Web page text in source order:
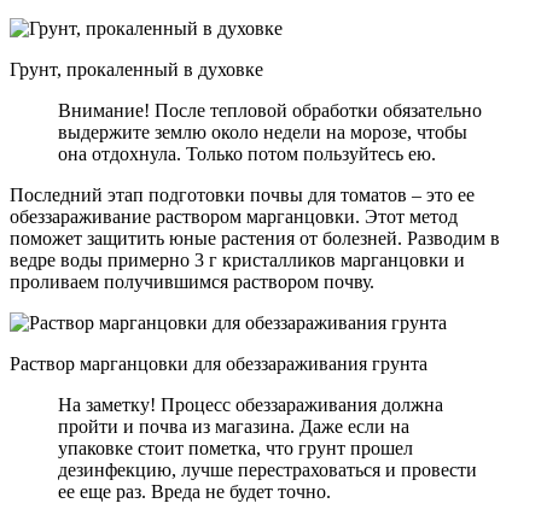
Грунт, прокаленный в духовке
Внимание! После тепловой обработки обязательно
выдержите землю около недели на морозе, чтобы
она отдохнула. Только потом пользуйтесь ею.
Последний этап подготовки почвы для томатов – это ее
обеззараживание раствором марганцовки. Этот метод
поможет защитить юные растения от болезней. Разводим в
ведре воды примерно 3 г кристалликов марганцовки и
проливаем получившимся раствором почву.
Раствор марганцовки для обеззараживания грунта
На заметку! Процесс обеззараживания должна
пройти и почва из магазина. Даже если на
упаковке стоит пометка, что грунт прошел
дезинфекцию, лучше перестраховаться и провести
ее еще раз. Вреда не будет точно.